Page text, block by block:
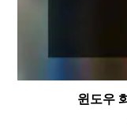
윈도우